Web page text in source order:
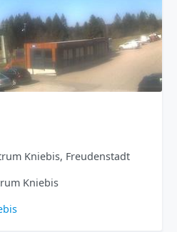
Kniebis, Freudenstadt
Kniebis